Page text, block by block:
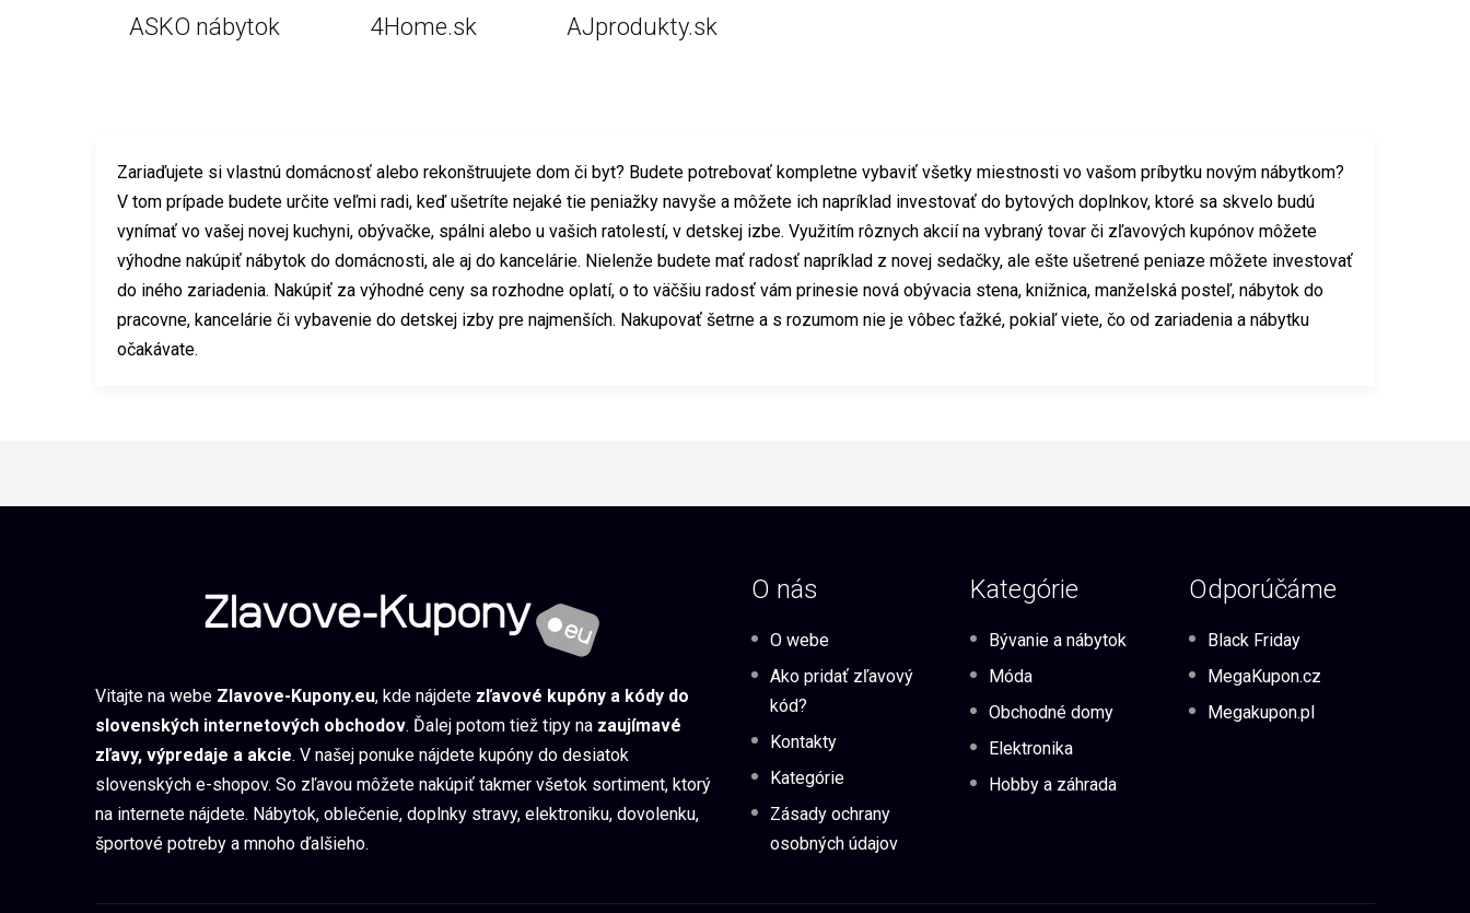
ASKO nábytok 4Home.sk AJprodukty.sk
Zariaďujete si vlastnú domácnosť alebo rekonštruujete dom či byt? Budete potrebovať kompletne vybaviť všetky miestnosti vo vašom príbytku novým nábytkom?
V tom prípade budete určite veľmi radi, keď ušetríte nejaké tie peniažky navyše a môžete ich napríklad investovať do bytových doplnkov, ktoré sa skvelo budú
vynímať vo vašej novej kuchyni, obývačke, spálni alebo u vašich ratolestí, v detskej izbe. Využitím rôznych akcií na vybraný tovar či zľavových kupónov môžete
výhodne nakúpiť nábytok do domácnosti, ale aj do kancelárie. Nielenže budete mať radosť napríklad z novej sedačky, ale ešte ušetrené peniaze môžete investovať
do iného zariadenia. Nakúpiť za výhodné ceny sa rozhodne oplatí, o to väčšiu radosť vám prinesie nová obývacia stena, knižnica, manželská posteľ, nábytok do
pracovne, kancelárie či vybavenie do detskej izby pre najmenších. Nakupovať šetrne a s rozumom nie je vôbec ťažké, pokiaľ viete, čo od zariadenia a nábytku
očakávate.
Vitajte na webe Zlavove-Kupony.eu, kde nájdete zľavové kupóny a kódy do
slovenských internetových obchodov. Ďalej potom tiež tipy na zaujímavé
zľavy, výpredaje a akcie. V našej ponuke nájdete kupóny do desiatok
slovenských e-shopov. So zľavou môžete nakúpiť takmer všetok sortiment, ktorý
na internete nájdete. Nábytok, oblečenie, doplnky stravy, elektroniku, dovolenku,
športové potreby a mnoho ďalšieho.
O nás
O webe
Ako pridať zľavový
kód?
Kontakty
Kategórie
Zásady ochrany
osobných údajov
Kategórie
Bývanie a nábytok
Móda
Obchodné domy
Elektronika
Hobby a záhrada
Odporúčáme
Black Friday
MegaKupon.cz
Megakupon.pl